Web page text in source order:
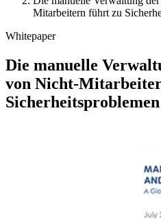
Mitarbeitern führt zu
Whitepaper
Die manuelle
von Nicht-
Sicherheitsproblemen